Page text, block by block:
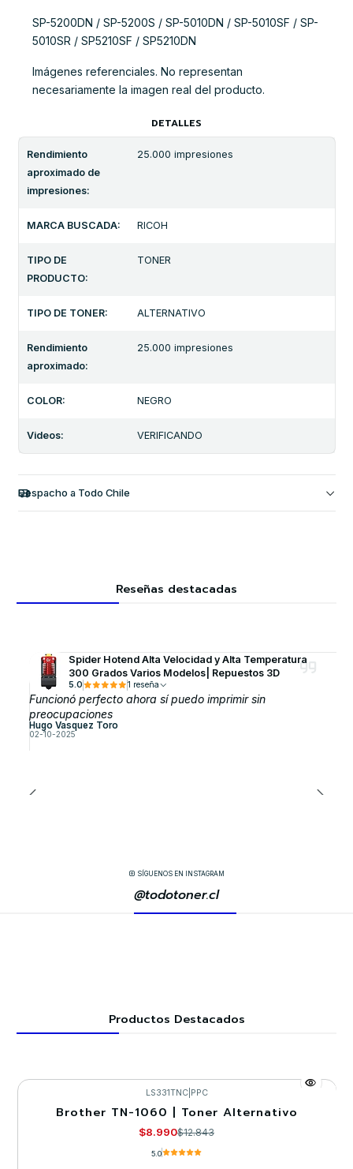
SP-5200DN / SP-5200S / SP-5010DN / SP-5010SF / SP-
5010SR / SP5210SF / SP5210DN
Imágenes referenciales. No representan
necesariamente la imagen real del producto.
DETALLES
Rendimiento
aproximado de
impresiones:
25.000 impresiones
MARCA BUSCADA: RICOH
TIPO DE
PRODUCTO:
TONER
TIPO DE TONER: ALTERNATIVO
Rendimiento
aproximado:
25.000 impresiones
COLOR: NEGRO
Videos: VERIFICANDO
Despacho a Todo Chile
Reseñas destacadas
Spider Hotend Alta Velocidad y Alta Temperatura
300 Grados Varios Modelos| Repuestos 3D
5.0 1 reseña
Funcionó perfecto ahora sí puedo imprimir sin
preocupaciones
Hugo Vasquez Toro
02-10-2025
SÍGUENOS EN INSTAGRAM
@todotoner.cl
Productos Destacados
-30%
LS331TNC| PPC
Brother TN-1060 | Toner Alternativo
$8.990$12.843
5.0